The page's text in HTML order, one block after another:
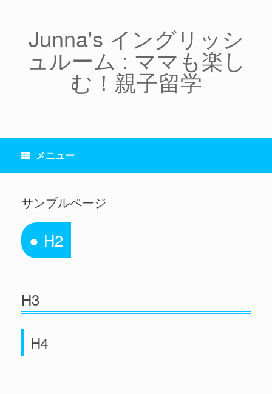
Junna's イングリッシ
ュルーム : ママも楽し
む！親子留学
メニュー
サンプルページ
H2
H3
H4